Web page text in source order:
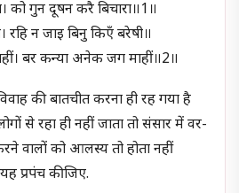
को गुन दूषन करै बिचारा॥1॥
रहि न जाइ बिनु किएँ बरेषी॥
बर कन्या अनेक जग माहीं॥2॥
की बातचीत करना ही रह गया है
से रहा ही नहीं जाता तो संसार में वर-
वालों को आलस्य तो होता नहीं
प्रपंच कीजिए.